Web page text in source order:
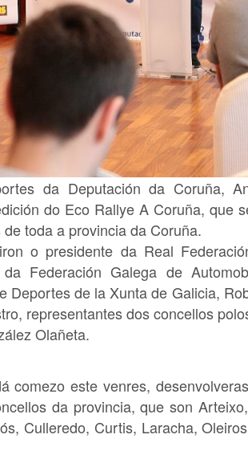
da Deputación da Coruña,
do Eco Rallye A Coruña, que
toda a provincia da Coruña.
o presidente da Real
Federación Galega de
Deportes de la Xunta de Galicia,
representantes dos concellos
Olañeta.
comezo este venres,
da provincia, que son
Culleredo, Curtis, Laracha,